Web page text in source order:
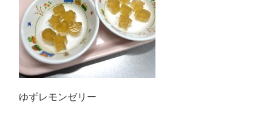
ゆずレモンゼリー